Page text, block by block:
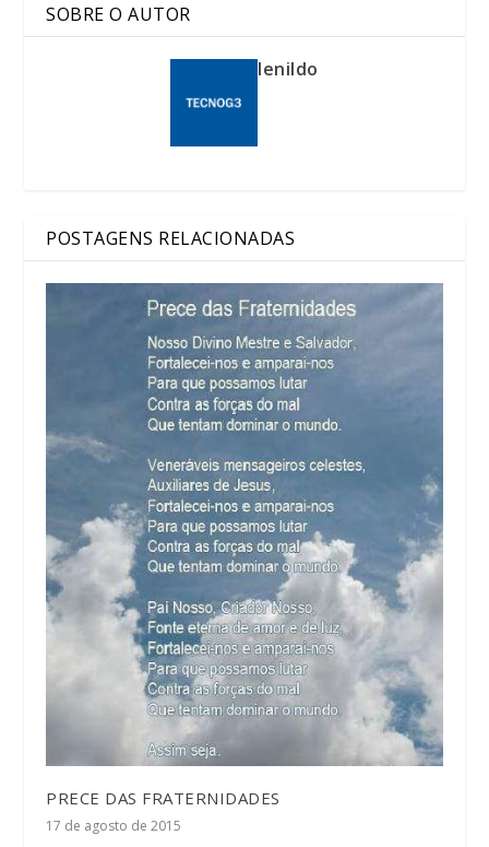
SOBRE O AUTOR
lenildo
POSTAGENS RELACIONADAS
PRECE DAS FRATERNIDADES
17 de agosto de 2015